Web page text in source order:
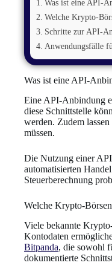
Was ist eine API-
Welche Krypto-
Schritte zur API-
Anwendungsfälle
Was ist eine API-
Eine API-Anbindung
diese Schnittstelle
werden. Zudem
müssen.
Die Nutzung einer
automatisierten
Steuerberechnung
Welche Krypto-
Viele bekannte
Kontodaten
Bitpanda, die sowohl
dokumentierte